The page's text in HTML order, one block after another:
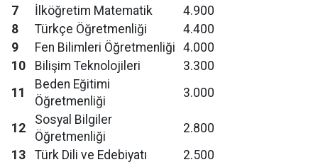
7
İlköğretim Matematik
4.900
8
Türkçe Öğretmenliği
4.400
9
Fen Bilimleri Öğretmenliği 4.000
10
Bilişim Teknolojileri
3.300
11
Beden Eğitimi
Öğretmenliği
3.000
12
Sosyal Bilgiler
Öğretmenliği
2.800
13
Türk Dili ve Edebiyatı
2.500